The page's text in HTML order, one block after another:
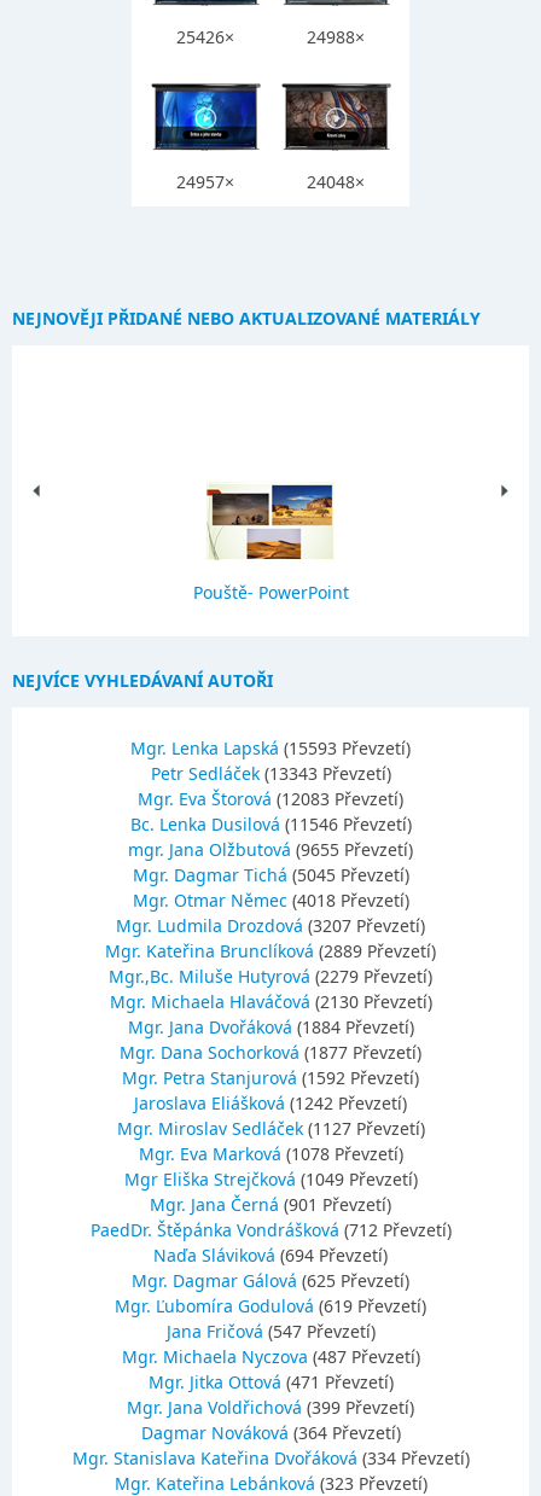
25426× 24988×
24957× 24048×
NEJNOVĚJI PŘIDANÉ NEBO AKTUALIZOVANÉ MATERIÁLY
Pouště- PowerPoint
NEJVÍCE VYHLEDÁVANÍ AUTOŘI
Mgr. Lenka Lapská (15593 Převzetí)
Petr Sedláček (13343 Převzetí)
Mgr. Eva Štorová (12083 Převzetí)
Bc. Lenka Dusilová (11546 Převzetí)
mgr. Jana Olžbutová (9655 Převzetí)
Mgr. Dagmar Tichá (5045 Převzetí)
Mgr. Otmar Němec (4018 Převzetí)
Mgr. Ludmila Drozdová (3207 Převzetí)
Mgr. Kateřina Brunclíková (2889 Převzetí)
Mgr.,Bc. Miluše Hutyrová (2279 Převzetí)
Mgr. Michaela Hlaváčová (2130 Převzetí)
Mgr. Jana Dvořáková (1884 Převzetí)
Mgr. Dana Sochorková (1877 Převzetí)
Mgr. Petra Stanjurová (1592 Převzetí)
Jaroslava Eliášková (1242 Převzetí)
Mgr. Miroslav Sedláček (1127 Převzetí)
Mgr. Eva Marková (1078 Převzetí)
Mgr Eliška Strejčková (1049 Převzetí)
Mgr. Jana Černá (901 Převzetí)
PaedDr. Štěpánka Vondrášková (712 Převzetí)
Naďa Sláviková (694 Převzetí)
Mgr. Dagmar Gálová (625 Převzetí)
Mgr. Ľubomíra Godulová (619 Převzetí)
Jana Fričová (547 Převzetí)
Mgr. Michaela Nyczova (487 Převzetí)
Mgr. Jitka Ottová (471 Převzetí)
Mgr. Jana Voldřichová (399 Převzetí)
Dagmar Nováková (364 Převzetí)
Mgr. Stanislava Kateřina Dvořáková (334 Převzetí)
Mgr. Kateřina Lebánková (323 Převzetí)